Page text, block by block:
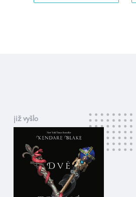
již vyšlo